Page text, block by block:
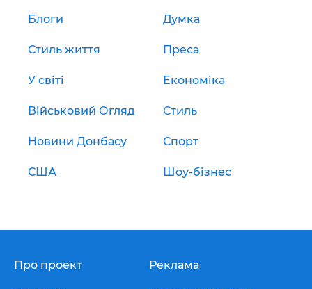
Блоги Думка
Стиль життя Преса
У світі Економіка
Військовий Огляд Стиль
Новини Донбасу Спорт
США Шоу-бізнес
Про проект Реклама